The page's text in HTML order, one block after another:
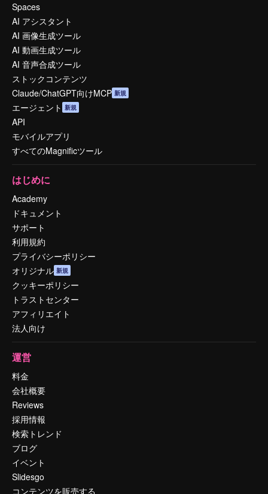
Spaces
AI アシスタント
AI 画像生成ツール
AI 動画生成ツール
AI 音声合成ツール
ストックコンテンツ
Claude/ChatGPT向けMCP 新規
エージェント 新規
API
モバイルアプリ
すべてのMagnificツール
はじめに
Academy
ドキュメント
サポート
利用規約
プライバシーポリシー
オリジナル 新規
クッキーポリシー
トラストセンター
アフィリエイト
法人向け
運営
料金
会社概要
Reviews
採用情報
検索トレンド
ブログ
イベント
Slidesgo
コンテンツを販売する